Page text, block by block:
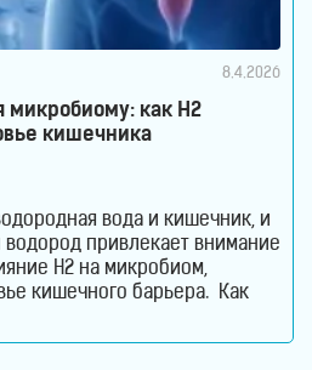
8.4.2026
микробиому: как H2
кишечника
вода и кишечник, и
привлекает внимание
H2 на микробиом,
кишечного барьера. Как
считаться органом,